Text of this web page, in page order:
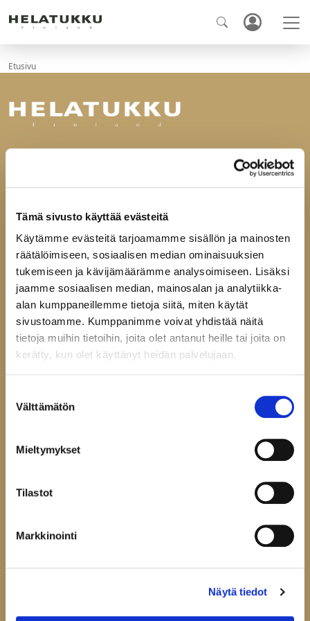
Tämä sivusto käyttää evästeitä
Käytämme evästeitä tarjoamamme sisällön ja mainosten
räätälöimiseen, sosiaalisen median ominaisuuksien
tukemiseen ja kävijämäärämme analysoimiseen. Lisäksi
jaamme sosiaalisen median, mainosalan ja analytiikka-
alan kumppaneillemme tietoja siitä, miten käytät
sivustoamme. Kumppanimme voivat yhdistää näitä
tietoja muihin tietoihin, joita olet antanut heille tai joita on
kerätty, kun olet käyttänyt heidän palvelujaan.
valinta
Välttämätön
Mieltymykset
Tilastot
Markkinointi
Näytä tiedot
Etusivu
Helatukku Finland Oy
60100 Seinäjoki
puh029-123 9400
fax 06-4144165
mail@helatukku.com
Tarkista ehdot
Toimitusehdot
Palautukset ja reklamaatiot
Tietosuojaseloste
Liity uutiskirjelistallemme,
uutuustuotteistamme.
Liity uutiskirjelistalle